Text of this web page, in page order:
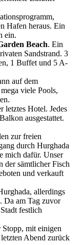
Hafen heraus. Ein
ein.
Beach. Ein
Sandstrand. 3
1 Buffet und 5 A-
auf dem
viele Pools,
letztes Hotel. Jedes
ausgestattet.
zur freien
durch Hurghada
mich dafür. Unser
der sämtlicher Fisch
und verkauft
allerdings
Da am Tag zuvor
festlich
mit einigen
Abend zurück